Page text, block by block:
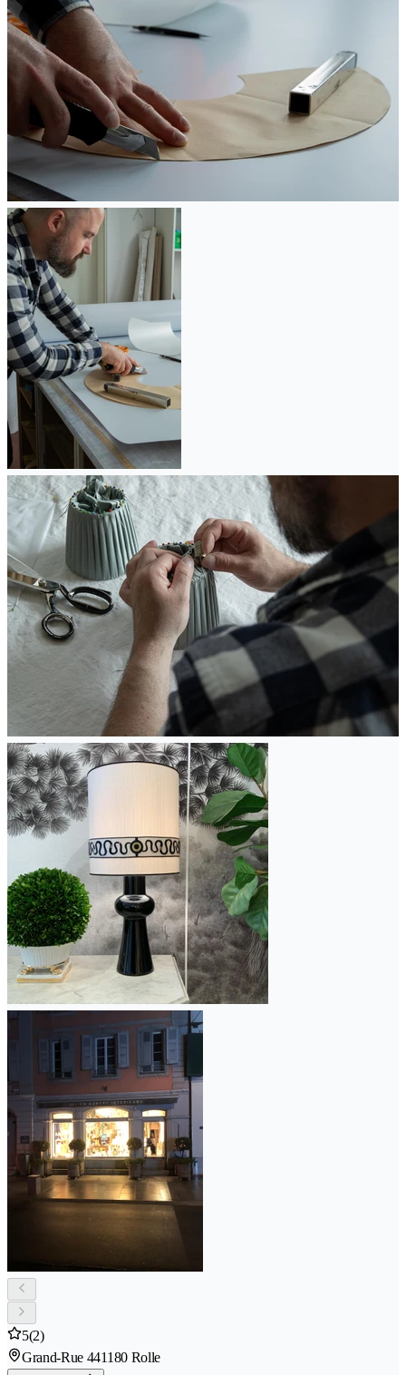
5(2)
Grand-Rue 441180 Rolle